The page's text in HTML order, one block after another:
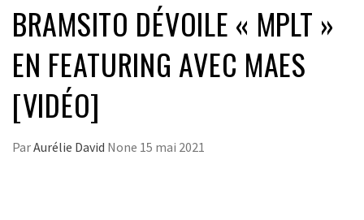
BRAMSITO DÉVOILE « MPLT »
EN FEATURING AVEC MAES
[VIDÉO]
ParAurélie David None 15 mai 2021